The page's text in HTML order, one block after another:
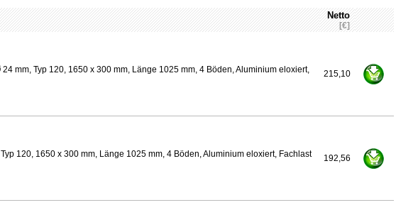
Netto
[€]
mm, Typ 120, 1650 x 300 mm, Länge 1025 mm, 4 Böden, Aluminium eloxiert,
215,10
120, 1650 x 300 mm, Länge 1025 mm, 4 Böden, Aluminium eloxiert, Fachlast
192,56